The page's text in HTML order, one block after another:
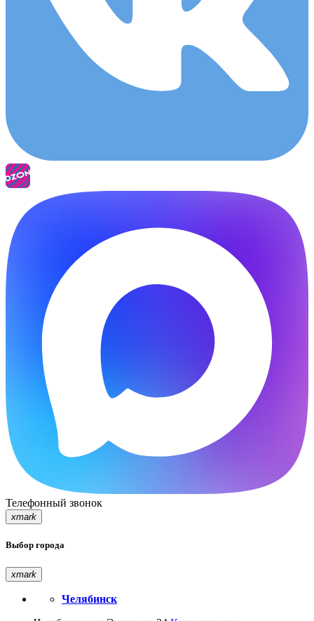
Телефонный звонок
xmark
Выбор города
xmark
Челябинск